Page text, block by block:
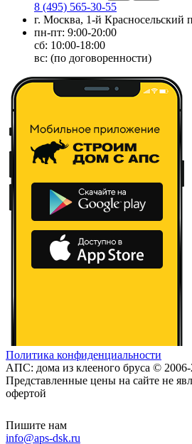
8 (495) 565-30-55
г. Москва, 1-й Красносельский
пн-пт: 9:00-20:00
сб: 10:00-18:00
вс: (по договоренности)
Политика конфиденциальности
АПС: дома из клееного бруса ©
Представленные цены на сайте не
офертой
Пишите нам
info@aps-dsk.ru